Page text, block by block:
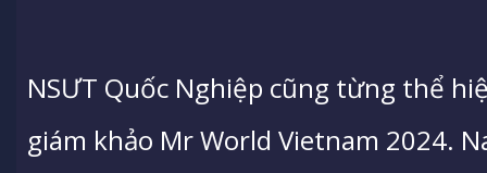
NSƯT Quốc Nghiệp cũng từng thể
giám khảo Mr World Vietnam 2024.